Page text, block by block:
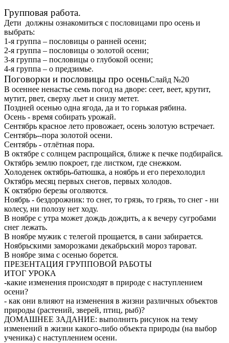
Групповая работа.
Дети должны ознакомиться с пословицами про осень и
выбрать:
1-я группа – пословицы о ранней осени;
2-я группа – пословицы о золотой осени;
3-я группа – пословицы о глубокой осени;
4-я группа – о предзимье.
Поговорки и пословицы про осеньСлайд №20
В осеннее ненастье семь погод на дворе: сеет, веет, крутит,
мутит, рвет, сверху льет и снизу метет.
Поздней осенью одна ягода, да и то горькая рябина.
Осень - время собирать урожай.
Сентябрь красное лето провожает, осень золотую встречает.
Сентябрь--пора золотой осени.
Сентябрь - отлётная пора.
В октябре с солнцем распрощайся, ближе к печке подбирайся.
Октябрь землю покроет, где листком, где снежком.
Холоденек октябрь-батюшка, а ноябрь и его перехолодил
Октябрь месяц первых снегов, первых холодов.
К октябрю березы оголяются.
Ноябрь - бездорожник: то снег, то грязь, то грязь, то снег - ни
колесу, ни полозу нет ходу.
В ноябре с утра может дождь дождить, а к вечеру сугробами
снег лежать.
В ноябре мужик с телегой прощается, в сани забирается.
Ноябрьскими заморозками декабрьский мороз тароват.
В ноябре зима с осенью борется.
ПРЕЗЕНТАЦИЯ ГРУППОВОЙ РАБОТЫ
ИТОГ УРОКА
-какие изменения происходят в природе с наступлением
осени?
- как они влияют на изменения в жизни различных объектов
природы (растений, зверей, птиц, рыб)?
ДОМАШНЕЕ ЗАДАНИЕ: выполнить рисунок на тему
изменений в жизни какого-либо объекта природы (на выбор
ученика) с наступлением осени.